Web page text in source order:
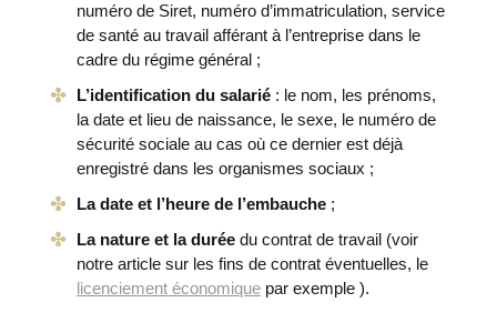
numéro de Siret, numéro d’immatriculation, service
de santé au travail afférant à l’entreprise dans le
cadre du régime général ;
L’identification du salarié : le nom, les prénoms,
la date et lieu de naissance, le sexe, le numéro de
sécurité sociale au cas où ce dernier est déjà
enregistré dans les organismes sociaux ;
La date et l’heure de l’embauche ;
La nature et la durée du contrat de travail (voir
notre article sur les fins de contrat éventuelles, le
licenciement économique par exemple ).